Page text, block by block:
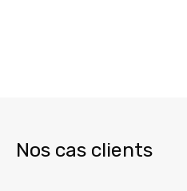
Nos cas clients